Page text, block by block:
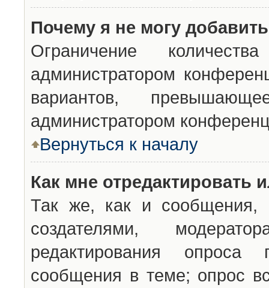
Почему я не могу
Ограничение
администратором
вариантов,
администратором
Вернуться к началу
Как мне отредактировать
Так же, как и сообщения,
создателями,
редактирования опроса
сообщения в теме; опрос